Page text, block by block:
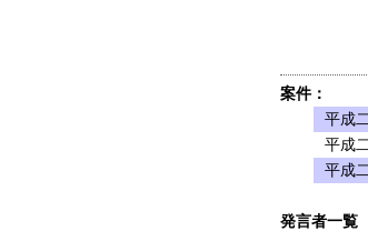
案件：
平成
平成
平成
発言者一覧